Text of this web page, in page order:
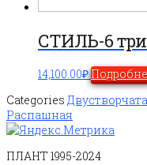
СТИЛЬ-6
14,100.00₽
Categories
Распашная
ПЛАНТ 1995-2024